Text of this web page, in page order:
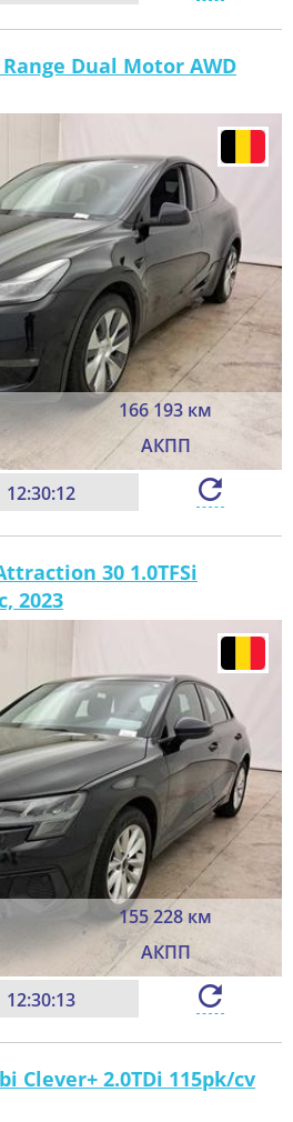
Dual Motor AWD
166 193 км
АКПП
12:30:10
30 1.0TFSi
2023
155 228 км
АКПП
12:30:11
Clever+ 2.0TDi 115pk/cv